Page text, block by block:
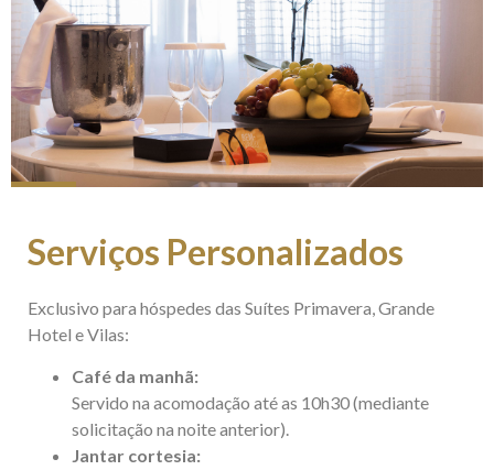
Serviços Personalizados
Exclusivo para hóspedes das Suítes Primavera, Grande
Hotel e Vilas:
Café da manhã:
Servido na acomodação até as 10h30 (mediante
solicitação na noite anterior).
Jantar cortesia: